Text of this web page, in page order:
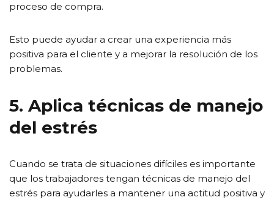
proceso de compra.
Esto puede ayudar a crear una experiencia más
positiva para el cliente y a mejorar la resolución de los
problemas.
5. Aplica técnicas de manejo
del estrés
Cuando se trata de situaciones difíciles es importante
que los trabajadores tengan técnicas de manejo del
estrés para ayudarles a mantener una actitud positiva y